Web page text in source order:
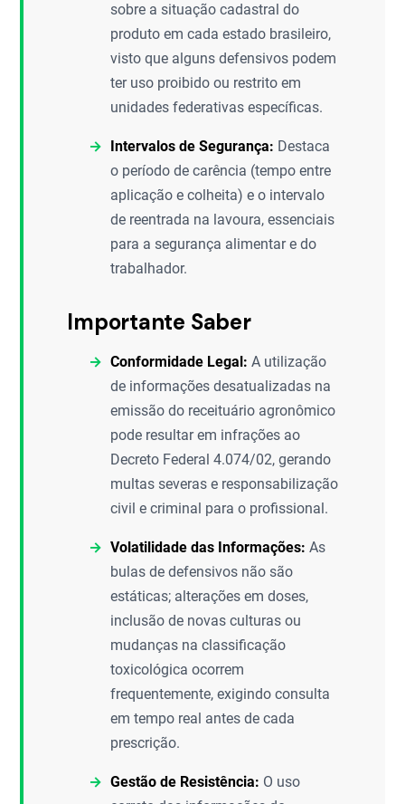
sobre a situação cadastral do
produto em cada estado brasileiro,
visto que alguns defensivos podem
ter uso proibido ou restrito em
unidades federativas específicas.
Intervalos de Segurança: Destaca
o período de carência (tempo entre
aplicação e colheita) e o intervalo
de reentrada na lavoura, essenciais
para a segurança alimentar e do
trabalhador.
Importante Saber
Conformidade Legal: A utilização
de informações desatualizadas na
emissão do receituário agronômico
pode resultar em infrações ao
Decreto Federal 4.074/02, gerando
multas severas e responsabilização
civil e criminal para o profissional.
Volatilidade das Informações: As
bulas de defensivos não são
estáticas; alterações em doses,
inclusão de novas culturas ou
mudanças na classificação
toxicológica ocorrem
frequentemente, exigindo consulta
em tempo real antes de cada
prescrição.
Gestão de Resistência: O uso